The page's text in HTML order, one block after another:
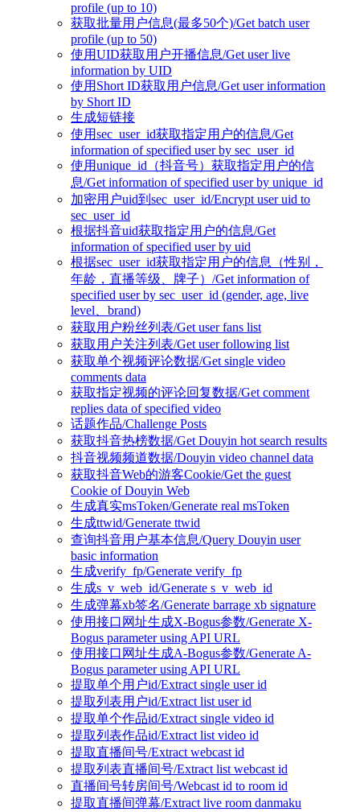
profile (up to 10)
获取批量用户信息(最多50个)/Get batch user
profile (up to 50)
使用UID获取用户开播信息/Get user live
information by UID
使用Short ID获取用户信息/Get user information
by Short ID
生成短链接
使用sec_user_id获取指定用户的信息/Get
information of specified user by sec_user_id
使用unique_id（抖音号）获取指定用户的信
息/Get information of specified user by unique_id
加密用户uid到sec_user_id/Encrypt user uid to
sec_user_id
根据抖音uid获取指定用户的信息/Get
information of specified user by uid
根据sec_user_id获取指定用户的信息（性别，
年龄，直播等级、牌子）/Get information of
specified user by sec_user_id (gender, age, live
level、brand)
获取用户粉丝列表/Get user fans list
获取用户关注列表/Get user following list
获取单个视频评论数据/Get single video
comments data
获取指定视频的评论回复数据/Get comment
replies data of specified video
话题作品/Challenge Posts
获取抖音热榜数据/Get Douyin hot search results
抖音视频频道数据/Douyin video channel data
获取抖音Web的游客Cookie/Get the guest
Cookie of Douyin Web
生成真实msToken/Generate real msToken
生成ttwid/Generate ttwid
查询抖音用户基本信息/Query Douyin user
basic information
生成verify_fp/Generate verify_fp
生成s_v_web_id/Generate s_v_web_id
生成弹幕xb签名/Generate barrage xb signature
使用接口网址生成X-Bogus参数/Generate X-
Bogus parameter using API URL
使用接口网址生成A-Bogus参数/Generate A-
Bogus parameter using API URL
提取单个用户id/Extract single user id
提取列表用户id/Extract list user id
提取单个作品id/Extract single video id
提取列表作品id/Extract list video id
提取直播间号/Extract webcast id
提取列表直播间号/Extract list webcast id
直播间号转房间号/Webcast id to room id
提取直播间弹幕/Extract live room danmaku